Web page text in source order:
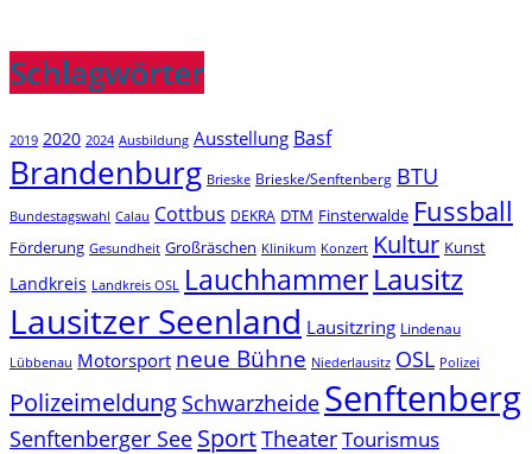
Schlagwörter
2019 2020 2024 Ausbildung Ausstellung Basf
Brandenburg Brieske Brieske/Senftenberg BTU
Bundestagswahl Calau Cottbus DEKRA DTM Finsterwalde Fussball
Förderung Gesundheit Großräschen Klinikum Konzert Kultur Kunst
Landkreis Landkreis OSL LauchhammerLausitz
Lausitzer Seenland Lausitzring Lindenau
Lübbenau Motorsport neue Bühne Niederlausitz OSL Polizei
Polizeimeldung Schwarzheide Senftenberg
Senftenberger See SportTheaterTourismus